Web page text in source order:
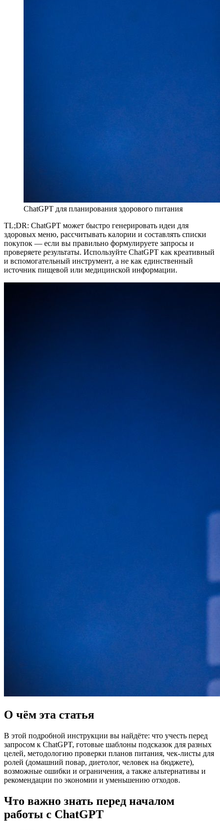
ChatGPT для планирования здорового питания
TL;DR: ChatGPT может быстро генерировать идеи для
здоровых меню, рассчитывать калории и составлять списки
покупок — если вы правильно формулируете запросы и
проверяете результаты. Используйте ChatGPT как креативный
и вспомогательный инструмент, а не как единственный
источник пищевой или медицинской информации.
О чём эта статья
В этой подробной инструкции вы найдёте: что учесть перед
запросом к ChatGPT, готовые шаблоны подсказок для разных
целей, методологию проверки планов питания, чек-листы для
ролей (домашний повар, диетолог, человек на бюджете),
возможные ошибки и ограничения, а также альтернативы и
рекомендации по экономии и уменьшению отходов.
Что важно знать перед началом
работы с ChatGPT